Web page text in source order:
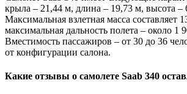
крыла – 21,44 м, длина – 19,73 м, высота –
Максимальная взлетная масса составляет
максимальная дальность полета – около 1
Вместимость пассажиров – от 30 до 36
от конфигурации салона.
Какие отзывы о самолете Saab 340